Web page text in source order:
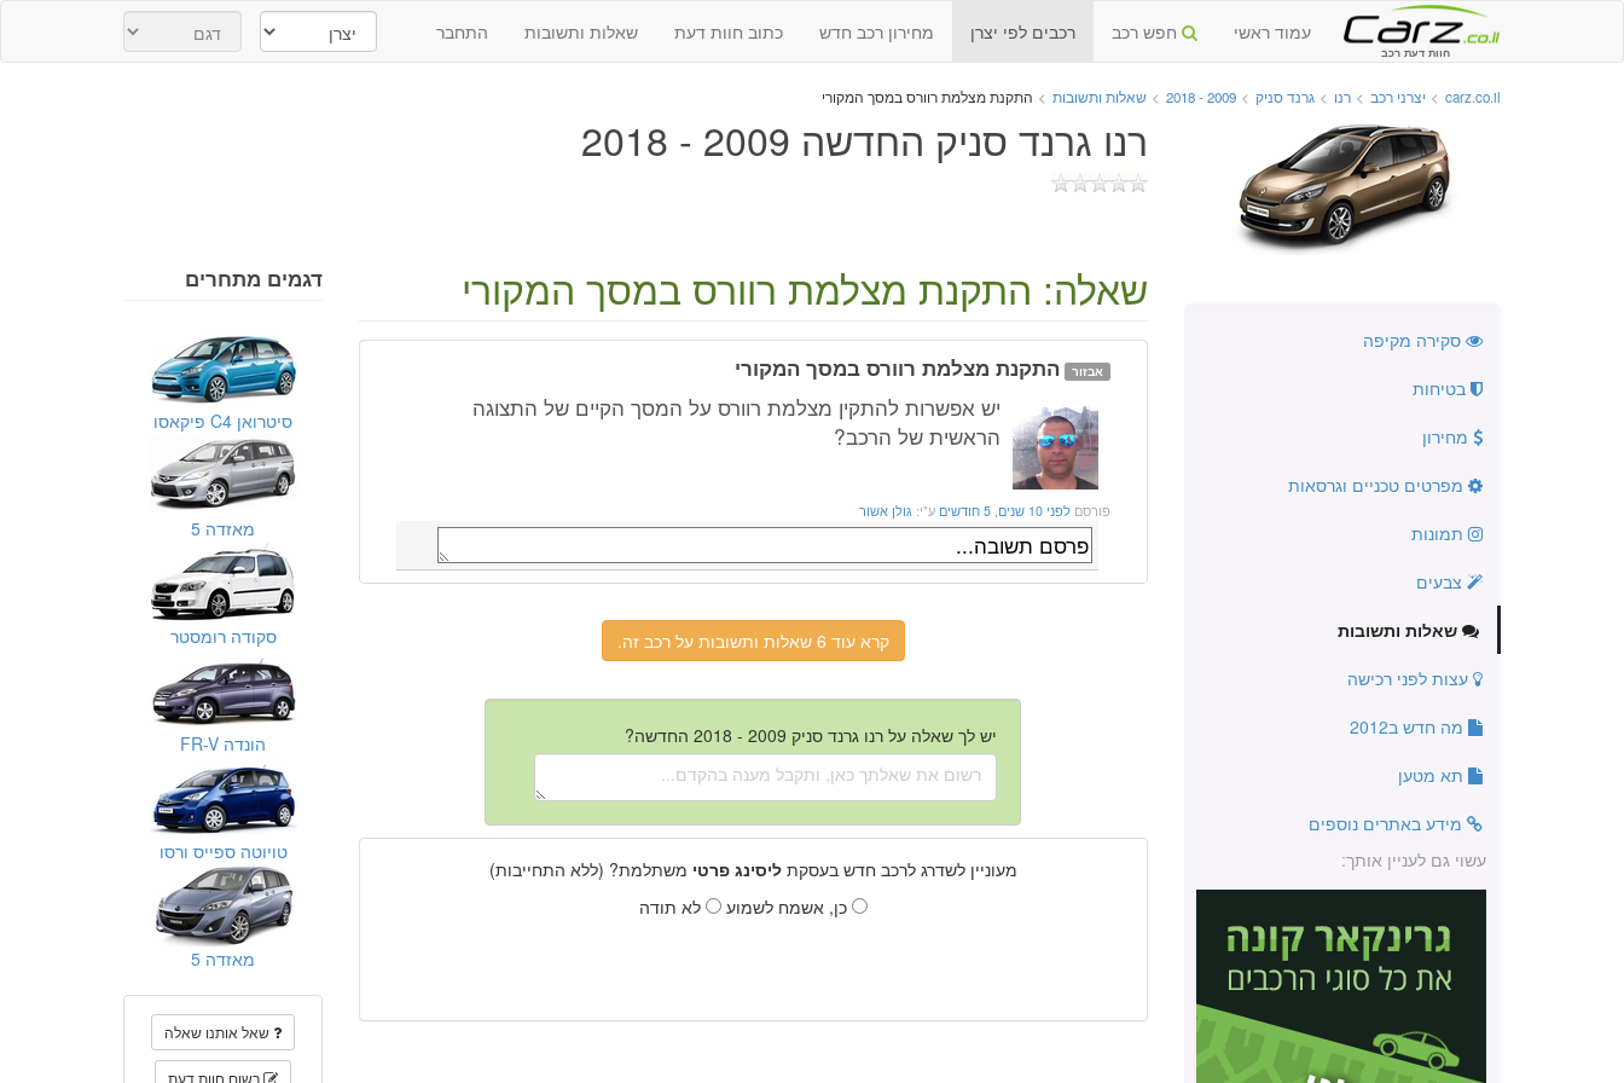
חוות דעת רכב
עמוד ראשי חפש רכב רכבים לפי יצרן מחירון רכב חדש כתוב חוות דעת שאלות ותשובות התחבר
carz.co.il
> יצרני רכב > רנו > גרנד סניק >
2009 - 2018
> שאלות ותשובות > התקנת מצלמת רוורס במסך המקורי
רנו גרנד סניק החדשה 2009 - 2018
סקירה מקיפה
בטיחות
מחירון
מפרטים טכניים וגרסאות
תמונות
צבעים
שאלות ותשובות
עצות לפני רכישה
מה חדש ב2012
תא מטען
מידע באתרים נוספים
עשוי גם לעניין אותך:
שאלה: התקנת מצלמת רוורס במסך המקורי
אבזור התקנת מצלמת רוורס במסך המקורי
יש אפשרות להתקין מצלמת רוורס על המסך הקיים של התצוגה
הראשית של הרכב?
פורסםלפני 10 שנים, 5 חודשים ע"י:גולן אשור
קרא עוד 6 שאלות ותשובות על רכב זה.
יש לך שאלה על רנו גרנד סניק 2009 - 2018 החדשה?
מעוניין לשדרג לרכב חדש בעסקתליסינג פרטי משתלמת? (ללא התחייבות)
כן, אשמח לשמוע
לא תודה
דגמים מתחרים
סיטרואן C4 פיקאסו
מאזדה 5
סקודה רומסטר
הונדה FR-V
טויוטה ספייס ורסו
מאזדה 5
שאל אותנו שאלה
רשום חוות דעת